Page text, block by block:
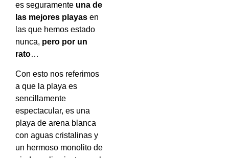
es seguramente una de
las mejores playas en
las que hemos estado
nunca, pero por un
rato…
Con esto nos referimos
a que la playa es
sencillamente
espectacular, es una
playa de arena blanca
con aguas cristalinas y
un hermoso monolito de